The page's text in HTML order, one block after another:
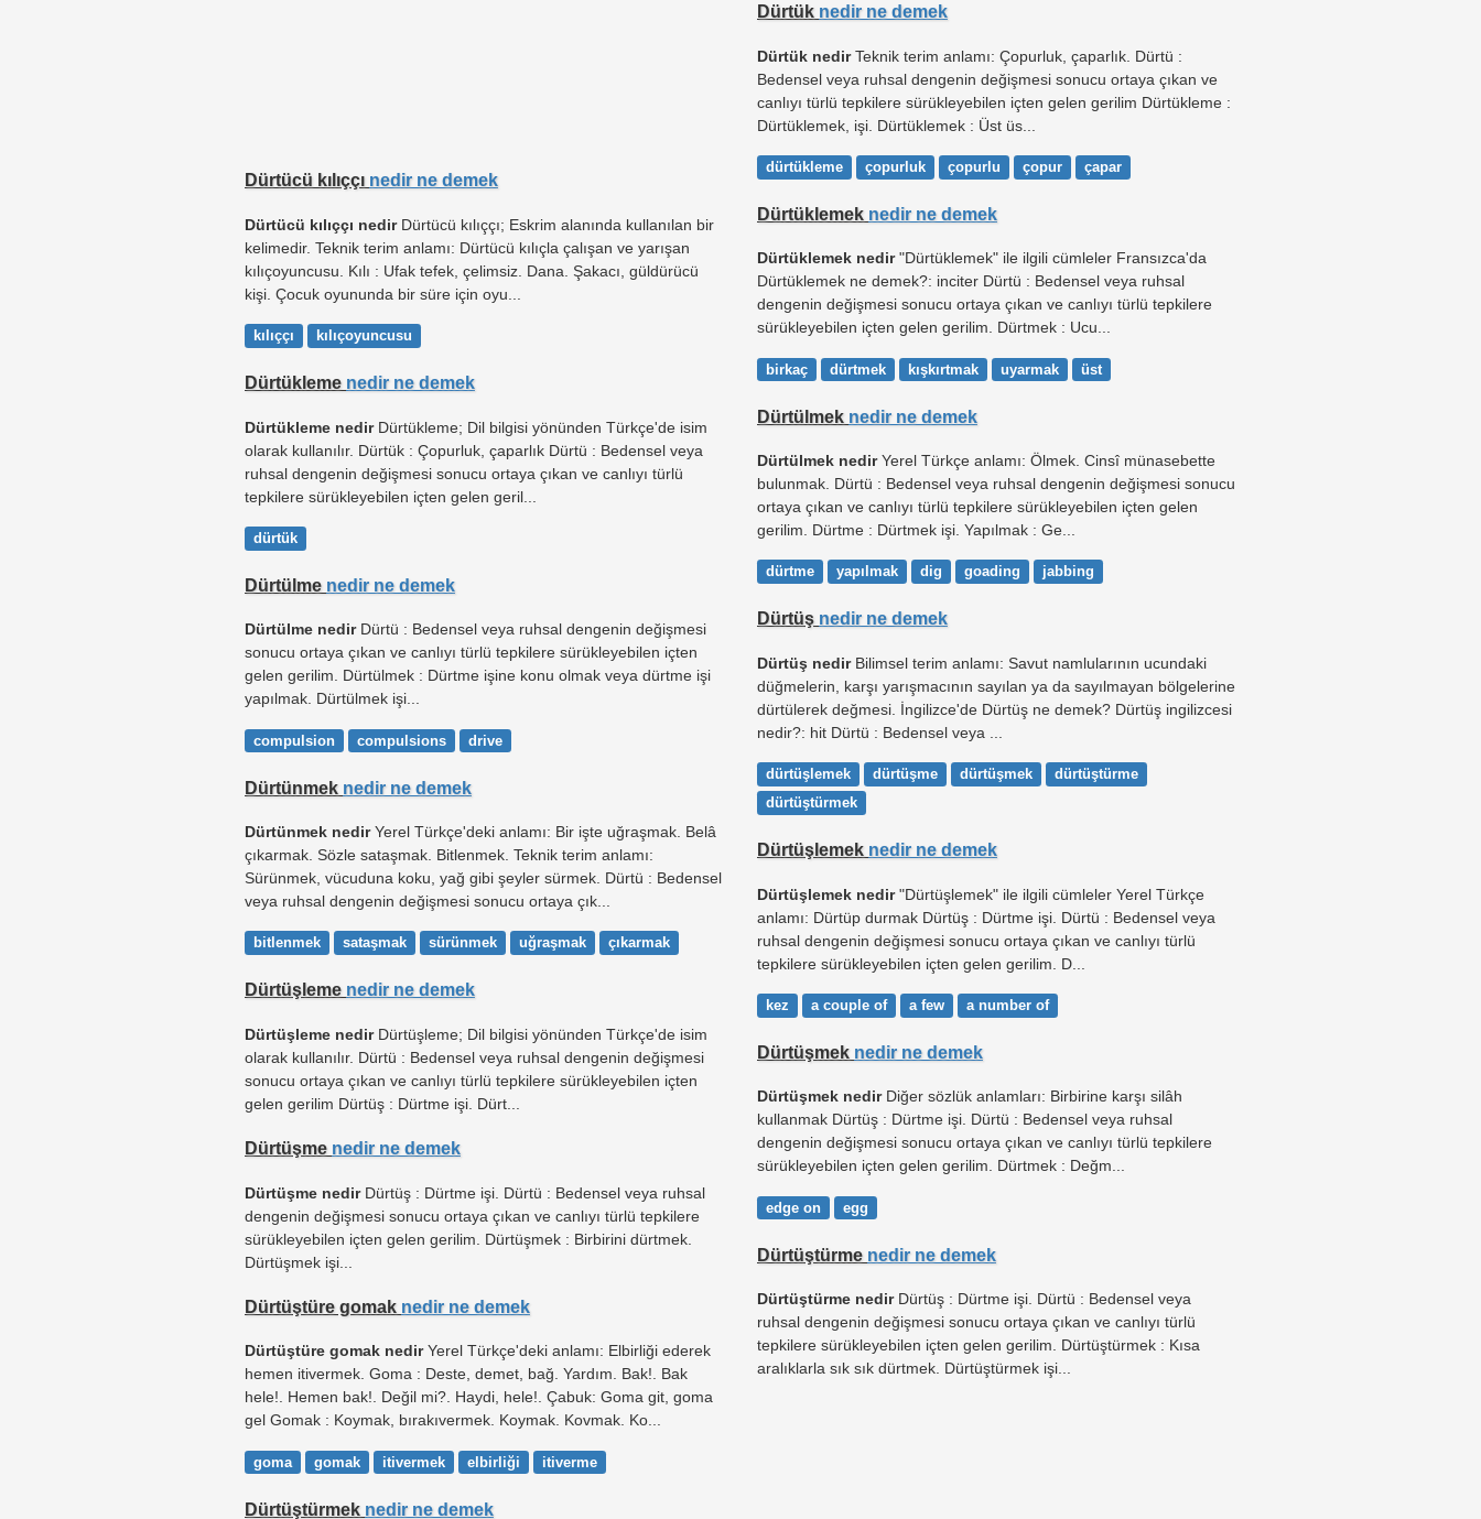
Dürtücü kılıççı nedir ne demek
Dürtücü kılıççı nedirDürtücü kılıççı; Eskrim alanında kullanılan bir
kelimedir. Teknik terim anlamı: Dürtücü kılıçla çalışan ve yarışan
kılıçoyuncusu. Kılı : Ufak tefek, çelimsiz. Dana. Şakacı, güldürücü
kişi. Çocuk oyununda bir süre için oyu...
kılıççı kılıçoyuncusu
Dürtükleme nedir ne demek
Dürtükleme nedirDürtükleme; Dil bilgisi yönünden Türkçe'de isim
olarak kullanılır. Dürtük : Çopurluk, çaparlık Dürtü : Bedensel veya
ruhsal dengenin değişmesi sonucu ortaya çıkan ve canlıyı türlü
tepkilere sürükleyebilen içten gelen geril...
dürtük
Dürtülme nedir ne demek
Dürtülme nedirDürtü : Bedensel veya ruhsal dengenin değişmesi
sonucu ortaya çıkan ve canlıyı türlü tepkilere sürükleyebilen içten
gelen gerilim. Dürtülmek : Dürtme işine konu olmak veya dürtme işi
yapılmak. Dürtülmek işi...
compulsion compulsions drive
Dürtünmek nedir ne demek
Dürtünmek nedirYerel Türkçe'deki anlamı: Bir işte uğraşmak. Belâ
çıkarmak. Sözle sataşmak. Bitlenmek. Teknik terim anlamı:
Sürünmek, vücuduna koku, yağ gibi şeyler sürmek. Dürtü : Bedensel
veya ruhsal dengenin değişmesi sonucu ortaya çık...
bitlenmek sataşmak sürünmek uğraşmak çıkarmak
Dürtüşleme nedir ne demek
Dürtüşleme nedirDürtüşleme; Dil bilgisi yönünden Türkçe'de isim
olarak kullanılır. Dürtü : Bedensel veya ruhsal dengenin değişmesi
sonucu ortaya çıkan ve canlıyı türlü tepkilere sürükleyebilen içten
gelen gerilim Dürtüş : Dürtme işi. Dürt...
Dürtüşme nedir ne demek
Dürtüşme nedirDürtüş : Dürtme işi. Dürtü : Bedensel veya ruhsal
dengenin değişmesi sonucu ortaya çıkan ve canlıyı türlü tepkilere
sürükleyebilen içten gelen gerilim. Dürtüşmek : Birbirini dürtmek.
Dürtüşmek işi...
Dürtüştüre gomak nedir ne demek
Dürtüştüre gomak nedirYerel Türkçe'deki anlamı: Elbirliği ederek
hemen itivermek. Goma : Deste, demet, bağ. Yardım. Bak!. Bak
hele!. Hemen bak!. Değil mi?. Haydi, hele!. Çabuk: Goma git, goma
gel Gomak : Koymak, bırakıvermek. Koymak. Kovmak. Ko...
goma gomak itivermek elbirliği itiverme
Dürtüştürmek nedir ne demek
Dürtük nedir ne demek
Dürtük nedirTeknik terim anlamı: Çopurluk, çaparlık. Dürtü :
Bedensel veya ruhsal dengenin değişmesi sonucu ortaya çıkan ve
canlıyı türlü tepkilere sürükleyebilen içten gelen gerilim Dürtükleme :
Dürtüklemek, işi. Dürtüklemek : Üst üs...
dürtükleme çopurluk çopurlu çopur çapar
Dürtüklemek nedir ne demek
Dürtüklemek nedir"Dürtüklemek" ile ilgili cümleler Fransızca'da
Dürtüklemek ne demek?: inciter Dürtü : Bedensel veya ruhsal
dengenin değişmesi sonucu ortaya çıkan ve canlıyı türlü tepkilere
sürükleyebilen içten gelen gerilim. Dürtmek : Ucu...
birkaç dürtmek kışkırtmak uyarmak üst
Dürtülmek nedir ne demek
Dürtülmek nedirYerel Türkçe anlamı: Ölmek. Cinsî münasebette
bulunmak. Dürtü : Bedensel veya ruhsal dengenin değişmesi sonucu
ortaya çıkan ve canlıyı türlü tepkilere sürükleyebilen içten gelen
gerilim. Dürtme : Dürtmek işi. Yapılmak : Ge...
dürtme yapılmak dig goading jabbing
Dürtüş nedir ne demek
Dürtüş nedirBilimsel terim anlamı: Savut namlularının ucundaki
düğmelerin, karşı yarışmacının sayılan ya da sayılmayan bölgelerine
dürtülerek değmesi. İngilizce'de Dürtüş ne demek? Dürtüş ingilizcesi
nedir?: hit Dürtü : Bedensel veya ...
dürtüşlemek dürtüşme dürtüşmek
dürtüştürme
dürtüştürmek
Dürtüşlemek nedir ne demek
Dürtüşlemek nedir"Dürtüşlemek" ile ilgili cümleler Yerel Türkçe
anlamı: Dürtüp durmak Dürtüş : Dürtme işi. Dürtü : Bedensel veya
ruhsal dengenin değişmesi sonucu ortaya çıkan ve canlıyı türlü
tepkilere sürükleyebilen içten gelen gerilim. D...
kez a couple of a few a number of
Dürtüşmek nedir ne demek
Dürtüşmek nedirDiğer sözlük anlamları: Birbirine karşı silâh
kullanmak Dürtüş : Dürtme işi. Dürtü : Bedensel veya ruhsal
dengenin değişmesi sonucu ortaya çıkan ve canlıyı türlü tepkilere
sürükleyebilen içten gelen gerilim. Dürtmek : Değm...
edge on egg
Dürtüştürme nedir ne demek
Dürtüştürme nedirDürtüş : Dürtme işi. Dürtü : Bedensel veya
ruhsal dengenin değişmesi sonucu ortaya çıkan ve canlıyı türlü
tepkilere sürükleyebilen içten gelen gerilim. Dürtüştürmek : Kısa
aralıklarla sık sık dürtmek. Dürtüştürmek işi...